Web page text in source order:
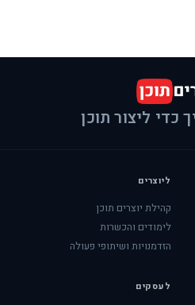
כדי ליצור תוכן
ליוצרים
קהילת יוצרים תוכן
לימודים והכשרות
הזדמנויות ושיתופי פעולה
לעסקים